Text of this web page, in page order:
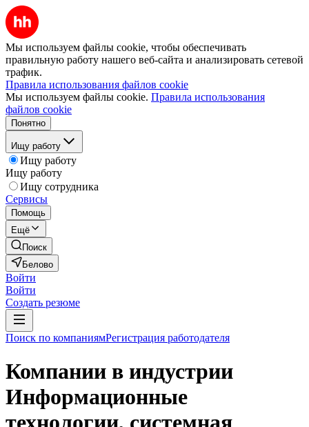
Мы используем файлы cookie, чтобы обеспечивать
правильную работу нашего веб-сайта и анализировать сетевой
трафик.
Правила использования файлов cookie
Мы используем файлы cookie. Правила использования
файлов cookie
Понятно
Ищу работу
Ищу работу
Ищу работу
Ищу сотрудника
Сервисы
Помощь
Ещё
Поиск
Белово
Войти
Войти
Создать резюме
Поиск по компаниямРегистрация работодателя
Компании в индустрии
Информационные